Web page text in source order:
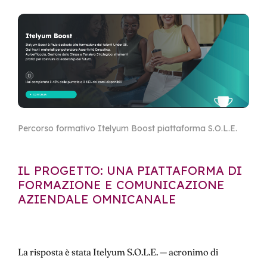
Percorso formativo Itelyum Boost piattaforma S.O.L.E.
IL PROGETTO: UNA PIATTAFORMA DI
FORMAZIONE E COMUNICAZIONE
AZIENDALE OMNICANALE
La risposta è stata Itelyum S.O.L.E. — acronimo di